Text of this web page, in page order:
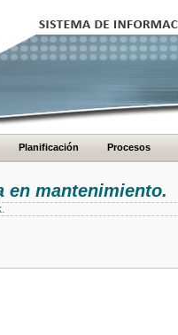
Planificación Procesos
en mantenimiento.